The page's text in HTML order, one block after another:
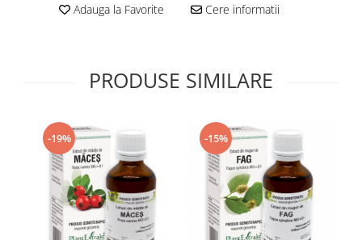
Vitamine si minerale
Adauga la Favorite Cere informatii
PRODUSE SIMILARE
-19% -15%